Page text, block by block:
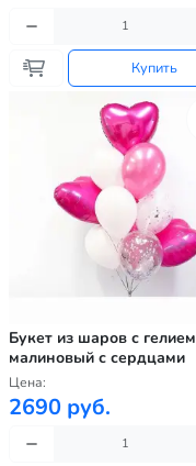
Купить
Букет из шаров с гелием
малиновый с сердцами
Цена:
2690 руб.